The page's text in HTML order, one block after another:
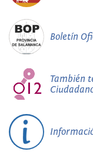
Boletín
También